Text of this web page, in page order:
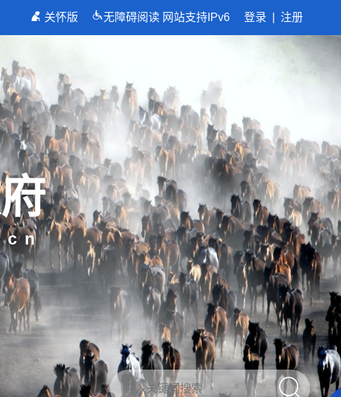
关怀版 无障碍阅读 网站支持IPv6 登录 注册
，关键在科技自立自强”
向着建军一百年奋斗目标阔步前行——以习近平同志为核心的党中央引领人民军队书写强军兴军新篇章
习近平出席2026世界人工智能大会暨人工智能全球治理高级别会议开幕式并发表主旨讲话